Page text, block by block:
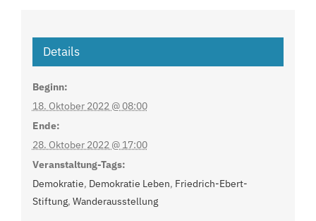
Details
Beginn:
18. Oktober 2022 @ 08:00
Ende:
28. Oktober 2022 @ 17:00
Veranstaltung-Tags:
Demokratie, Demokratie Leben, Friedrich-Ebert-
Stiftung, Wanderausstellung